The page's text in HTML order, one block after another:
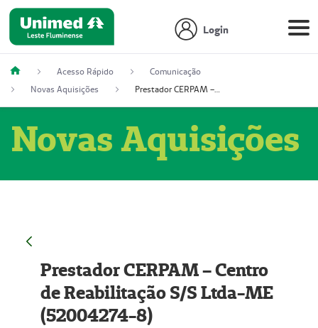
Login
Acesso Rápido
Comunicação
Novas Aquisições
Prestador CERPAM – Centro de Reabilitação S/S Ltda-ME (52004274-8)
Novas Aquisições
Prestador CERPAM – Centro
de Reabilitação S/S Ltda-ME
(52004274-8)